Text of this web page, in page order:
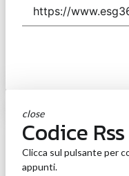
close
Codice Rss
Clicca sul pulsante per
appunti.